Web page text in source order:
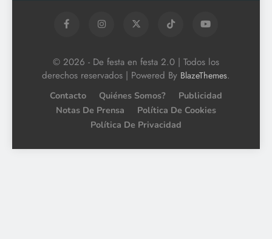
© 2026 - De festa en festa 2.0 | Todos los
derechos reservados | Powered By BlazeThemes.
Contacto Quiénes Somos?
Publicidad
Notas De Prensa
Política De Cookies
Política De Privacidad